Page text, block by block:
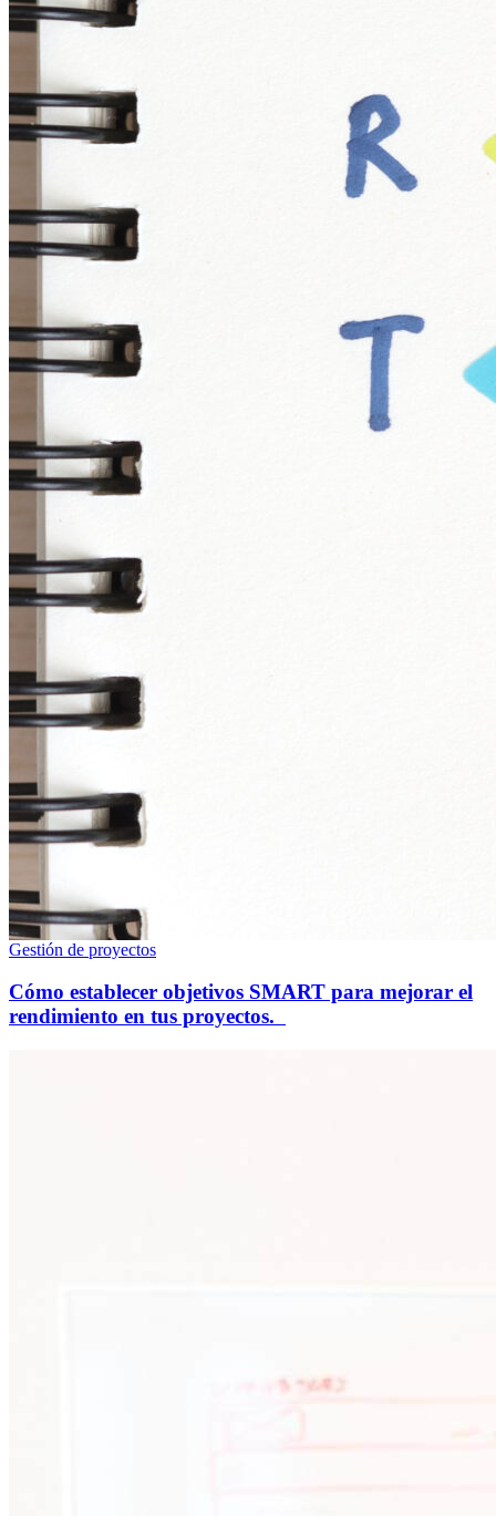
Gestión de proyectos
Cómo establecer objetivos SMART para mejorar el
rendimiento en tus proyectos.